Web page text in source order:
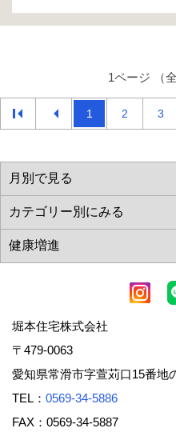
1ページ （
1 2 3
堀本住宅株式会社
〒479-0063
愛知県常滑市字萱苅口15番地
TEL： 0569-34-5886
FAX：0569-34-5887